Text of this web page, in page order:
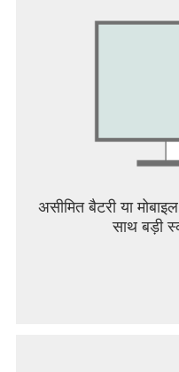
असीमित बैटरी या
साथ बड़ी